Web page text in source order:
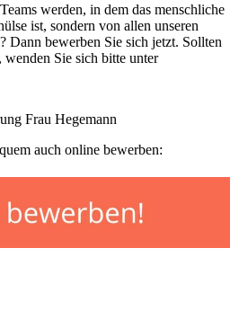
werden, in dem das menschliche
ist, sondern von allen unseren
Dann bewerben Sie sich jetzt. Sollten
wenden Sie sich bitte unter
Frau Hegemann
auch online bewerben: